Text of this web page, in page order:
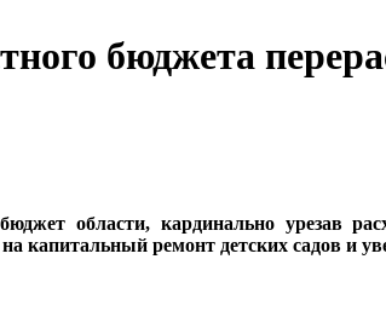
бюджета
области, кардинально урезав
капитальный ремонт детских садов и